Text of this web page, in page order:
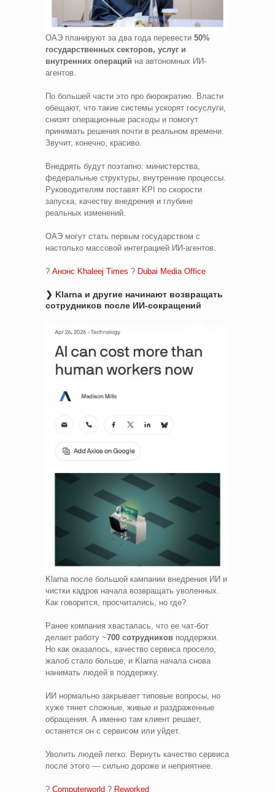
ОАЭ планируют за два года перевести 50%
государственных секторов, услуг и
внутренних операций на автономных ИИ-
агентов.
По большей части это про бюрократию. Власти
обещают, что такие системы ускорят госуслуги,
снизят операционные расходы и помогут
принимать решения почти в реальном времени.
Звучит, конечно, красиво.
Внедрять будут поэтапно: министерства,
федеральные структуры, внутренние процессы.
Руководителям поставят KPI по скорости
запуска, качеству внедрения и глубине
реальных изменений.
ОАЭ могут стать первым государством с
настолько массовой интеграцией ИИ-агентов.
? Анонс Khaleej Times ? Dubai Media Office
❯ Klarna и другие начинают возвращать
сотрудников после ИИ-сокращений
Klarna после большой кампании внедрения ИИ и
чистки кадров начала возвращать уволенных.
Как говорится, просчитались, но где?
Ранее компания хвасталась, что ее чат-бот
делает работу ~700 сотрудников поддержки.
Но как оказалось, качество сервиса просело,
жалоб стало больше, и Klarna начала снова
нанимать людей в поддержку.
ИИ нормально закрывает типовые вопросы, но
хуже тянет сложные, живые и раздраженные
обращения. А именно там клиент решает,
останется он с сервисом или уйдет.
Уволить людей легко. Вернуть качество сервиса
после этого — сильно дороже и неприятнее.
? Computerworld ? Reworked